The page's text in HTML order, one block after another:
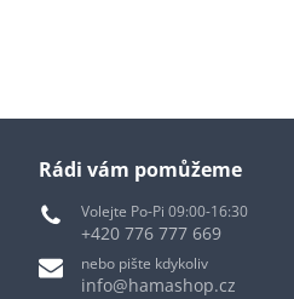
Rádi vám pomůžeme
Volejte Po-Pi 09:00-16:30
+420 776 777 669
nebo pište kdykoliv
info@hamashop.cz